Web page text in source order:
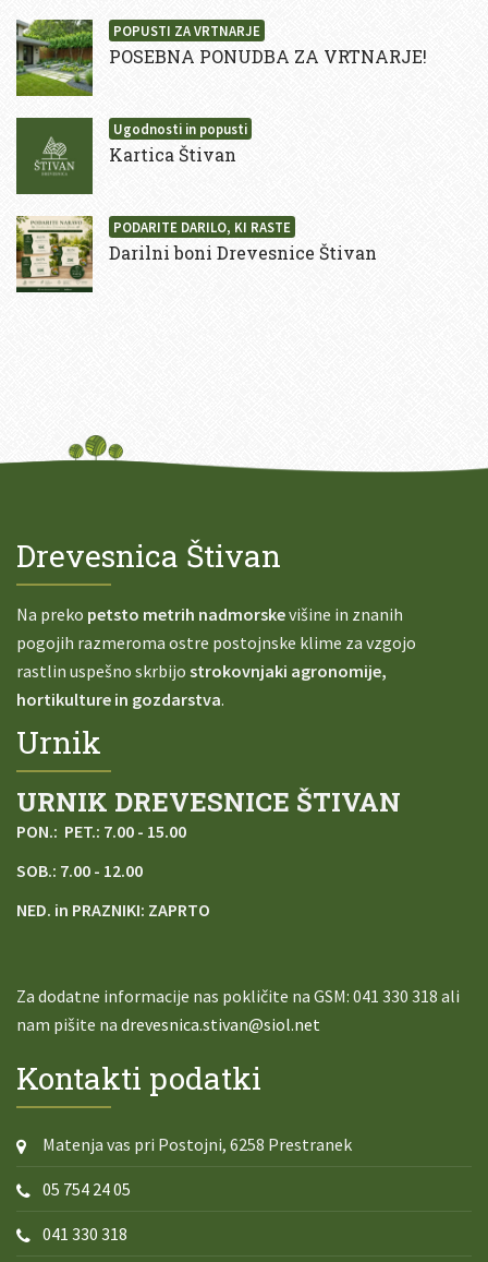
POPUSTI ZA VRTNARJE
POSEBNA PONUDBA ZA VRTNARJE!
Ugodnosti in popusti
Kartica Štivan
PODARITE DARILO, KI RASTE
Darilni boni Drevesnice Štivan
Drevesnica Štivan
Na preko petsto metrih nadmorskevišine in znanih
pogojih razmeroma ostre postojnske klime za vzgojo
rastlin uspešno skrbijo strokovnjaki agronomije,
hortikulture in gozdarstva.
Urnik
URNIK DREVESNICE ŠTIVAN
PON.: PET.: 7.00 - 15.00
SOB.: 7.00 - 12.00
NED. in PRAZNIKI: ZAPRTO
Za dodatne informacije nas pokličite na GSM: 041 330 318 ali
nam pišite na drevesnica.stivan@siol.net
Kontakti podatki
Matenja vas pri Postojni, 6258 Prestranek
05 754 24 05
041 330 318